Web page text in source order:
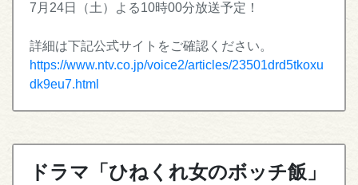
7月24日（土）よる10時00分放送予定！
詳細は下記公式サイトをご確認ください。
https://www.ntv.co.jp/voice2/articles/23501drd5tkoxu
dk9eu7.html
ドラマ「ひねくれ女のボッチ飯」